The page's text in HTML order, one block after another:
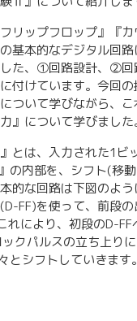
リップフロップ』『
基本的なデジタル回
した、①回路設計、②
付けています。今回
ついて学びながら、
』について学びました
とは、入力された1ビ
の内部を、シフト(移
的な回路は下図のよ
FF)を使って、前段
れにより、初段のD-
クパルスの立ち上りに
とシフトしていきます。